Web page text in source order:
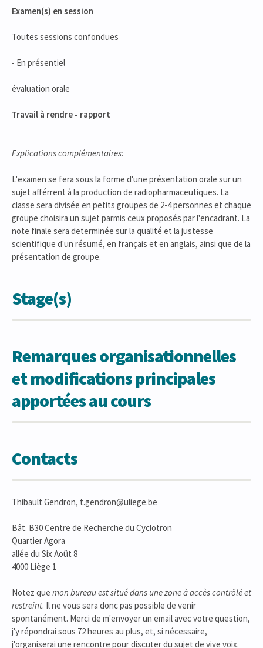
Examen(s) en session
Toutes sessions confondues
- En présentiel
évaluation orale
Travail à rendre - rapport
Explications complémentaires:
L'examen se fera sous la forme d'une présentation orale sur un
sujet afférrent à la production de radiopharmaceutiques. La
classe sera divisée en petits groupes de 2-4 personnes et chaque
groupe choisira un sujet parmis ceux proposés par l'encadrant. La
note finale sera determinée sur la qualité et la justesse
scientifique d'un résumé, en français et en anglais, ainsi que de la
présentation de groupe.
Stage(s)
Remarques organisationnelles
et modifications principales
apportées au cours
Contacts
Thibault Gendron, t.gendron@uliege.be
Bât. B30 Centre de Recherche du Cyclotron
Quartier Agora
allée du Six Août 8
4000 Liège 1
Notez que mon bureau est situé dans une zone à accès contrôlé et
restreint. Il ne vous sera donc pas possible de venir
spontanément. Merci de m'envoyer un email avec votre question,
j'y répondrai sous 72 heures au plus, et, si nécessaire,
j'organiserai une rencontre pour discuter du sujet de vive voix.